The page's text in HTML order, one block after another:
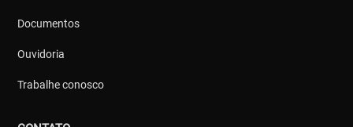
Documentos
Ouvidoria
Trabalhe conosco